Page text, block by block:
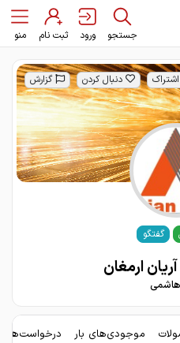
جستجو ورود ثبت نام منو
اشتراک دنبال کردن گزارش
گفتگو
ارمغان
موجودی‌های بار